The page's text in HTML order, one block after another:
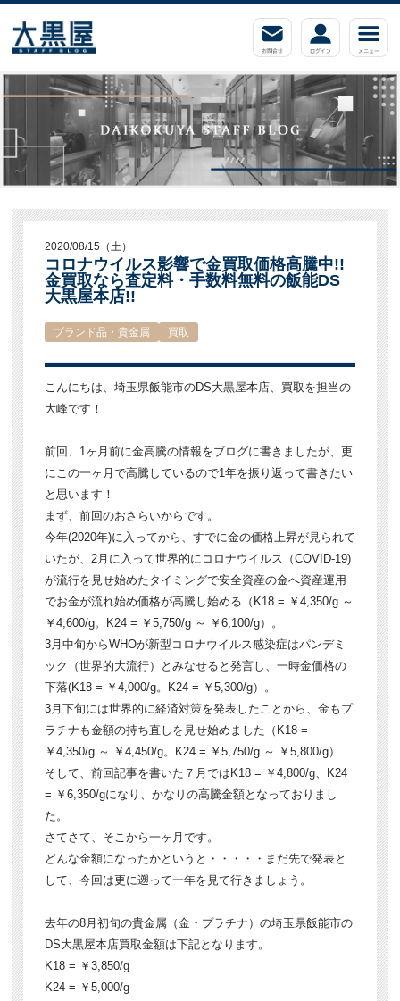
2020/08/15（土）
コロナウイルス影響で金買取価格高騰中!!
金買取なら査定料・手数料無料の飯能DS
大黒屋本店!!
ブランド品・貴金属 買取
こんにちは、埼玉県飯能市のDS大黒屋本店、買取を担当の
大峰です！
前回、1ヶ月前に金高騰の情報をブログに書きましたが、更
にこの一ヶ月で高騰しているので1年を振り返って書きたい
と思います！
まず、前回のおさらいからです。
今年(2020年)に入ってから、すでに金の価格上昇が見られて
いたが、2月に入って世界的にコロナウイルス（COVID-19)
が流行を見せ始めたタイミングで安全資産の金へ資産運用
でお金が流れ始め価格が高騰し始める（K18 = ￥4,350/g ～
￥4,600/g。K24 = ￥5,750/g ～ ￥6,100/g）。
3月中旬からWHOが新型コロナウイルス感染症はパンデミ
ック（世界的大流行）とみなせると発言し、一時金価格の
下落(K18 = ￥4,000/g。K24 = ￥5,300/g）。
3月下旬には世界的に経済対策を発表したことから、金もプ
ラチナも金額の持ち直しを見せ始めました（K18 =
￥4,350/g ～ ￥4,450/g。K24 = ￥5,750/g ～ ￥5,800/g）
そして、前回記事を書いた７月ではK18 = ￥4,800/g、K24
= ￥6,350/gになり、かなりの高騰金額となっておりまし
た。
さてさて、そこから一ヶ月です。
どんな金額になったかというと・・・・・まだ先で発表と
して、今回は更に遡って一年を見て行きましょう。
去年の8月初旬の貴金属（金・プラチナ）の埼玉県飯能市の
DS大黒屋本店買取金額は下記となります。
K18 = ￥3,850/g
K24 = ￥5,000/g